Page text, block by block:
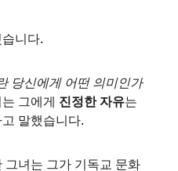
니다.
당신에게 어떤 의미인가
그에게 진정한 자유는
말했습니다.
그녀는 그가 기독교 문화